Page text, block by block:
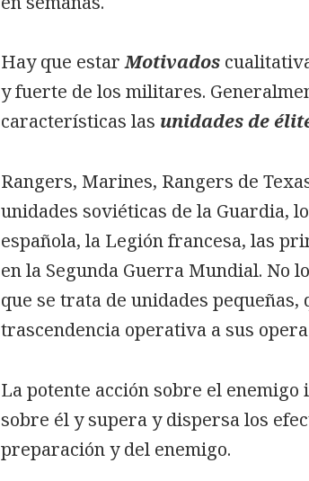
Hay que estarMotivados
y fuerte de los militares.
características las unidades de
Rangers, Marines, Rangers de
unidades soviéticas de la Guardia,
española, la Legión francesa, las
en la Segunda Guerra Mundial. No
que se trata de unidades
trascendencia operativa a sus
La potente acción sobre el enemigo
sobre él y supera y dispersa los
preparación y del enemigo.